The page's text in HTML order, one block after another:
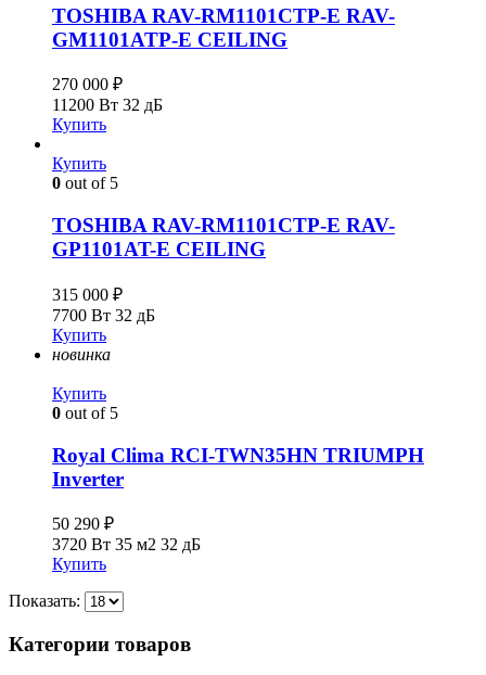
TOSHIBA RAV-RM1101CTP-E RAV-
GM1101ATP-E CEILING
270 000 ₽
11200 Вт 32 дБ
Купить
Купить
0 out of 5
TOSHIBA RAV-RM1101CTP-E RAV-
GP1101AT-E CEILING
315 000 ₽
7700 Вт 32 дБ
Купить
новинка
Купить
0 out of 5
Royal Clima RCI-TWN35HN TRIUMPH
Inverter
50 290 ₽
3720 Вт 35 м2 32 дБ
Купить
Показать:
Категории товаров